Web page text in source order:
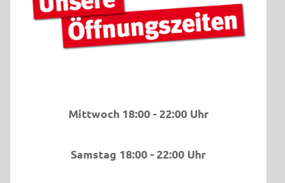
Mittwoch 18:00 - 22:00 Uhr
Samstag 18:00 - 22:00 Uhr